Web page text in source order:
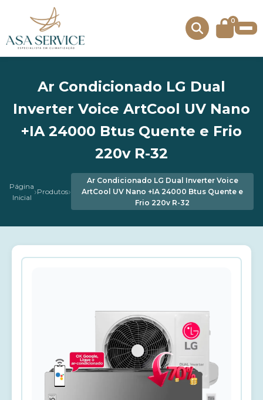
0
Ar Condicionado LG Dual
Inverter Voice ArtCool UV Nano
+IA 24000 Btus Quente e Frio
220v R-32
Página
Inicial ›Produtos›
Ar Condicionado LG Dual Inverter Voice
ArtCool UV Nano +IA 24000 Btus Quente e
Frio 220v R-32